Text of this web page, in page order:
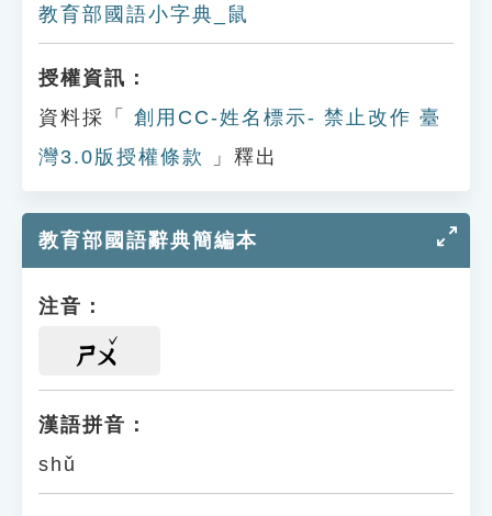
教育部國語小字典_鼠
授權資訊：
資料採「
創用CC-姓名標示- 禁止改作 臺
灣3.0版授權條款
」釋出
教育部國語辭典簡編本
注音：
ㄕㄨ
漢語拼音：
shǔ